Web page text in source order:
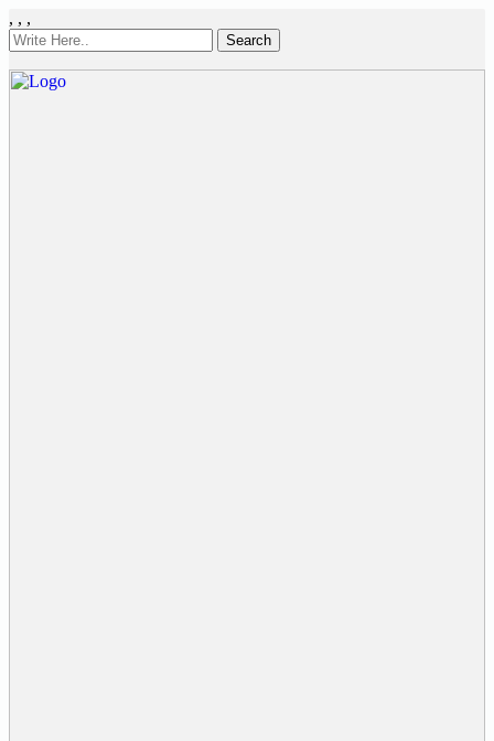
, , ,
Search